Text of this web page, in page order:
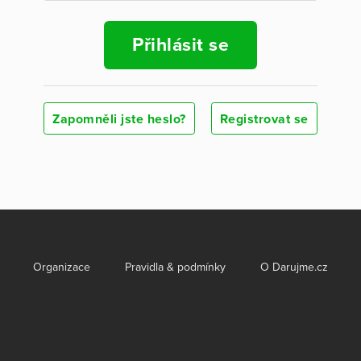
Přihlásit se
Zapomněli jste heslo? Registrovat se
Organizace Pravidla & podmínky O Darujme.cz